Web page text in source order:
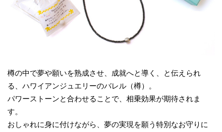
樽の中で夢や願いを熟成させ、成就へと導く、と伝えられ
る、ハワイアンジュエリーのバレル（樽）。
パワーストーンと合わせることで、相乗効果が期待されま
す。
おしゃれに身に付けながら、夢の実現を願う特別なお守りに